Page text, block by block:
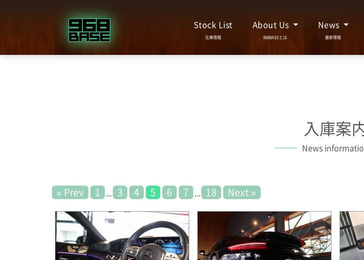
Stock List About Us News
入庫案
News
« Prev 1 ... 3 4 5 6 7 ... 18 Next »